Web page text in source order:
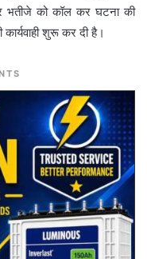
भतीजे को कॉल कर घटना की
शुरू कर दी है।